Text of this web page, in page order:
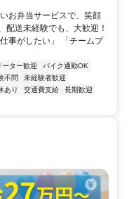
お弁当サービスで、笑顔
配送未経験でも、大歓迎！
事がしたい」 「チームプ
ーター歓迎
バイク通勤OK
不問
未経験者歓迎
あり 交通費支給
長期歓迎